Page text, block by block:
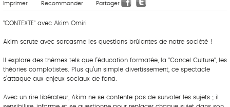
Imprimer Recommander Partager
"CONTEXTE" avec Akim Omiri
Akim scrute avec sarcasme les questions brûlantes de notre société !
Il explore des thèmes tels que l’éducation formatée, la "Cancel Culture", les
théories complotistes. Plus qu’un simple divertissement, ce spectacle
s’attaque aux enjeux sociaux de fond.
Avec un rire libérateur, Akim ne se contente pas de survoler les sujets ; il